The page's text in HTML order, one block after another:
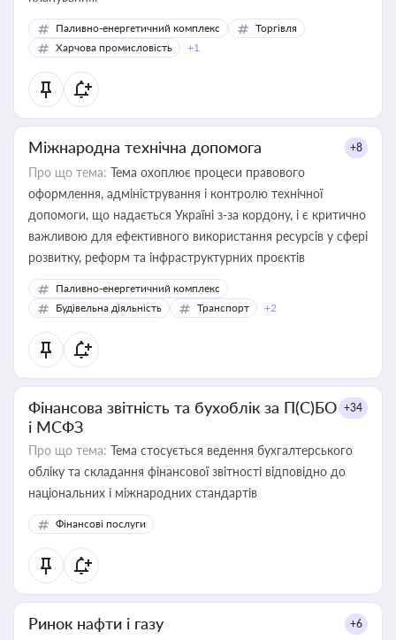
Паливно-енергетичний комплекс
Торгівля
Харчова промисловість
+1
Міжнародна технічна допомога +8
Про що тема: Тема охоплює процеси правового
оформлення, адміністрування і контролю технічної
допомоги, що надається Україні з-за кордону, і є критично
важливою для ефективного використання ресурсів у сфері
розвитку, реформ та інфраструктурних проєктів
Паливно-енергетичний комплекс
Будівельна діяльність
Транспорт +2
Фінансова звітність та бухоблік за П(С)БО
і МСФЗ
+34
Про що тема: Тема стосується ведення бухгалтерського
обліку та складання фінансової звітності відповідно до
національних і міжнародних стандартів
Фінансові послуги
Ринок нафти і газу +6